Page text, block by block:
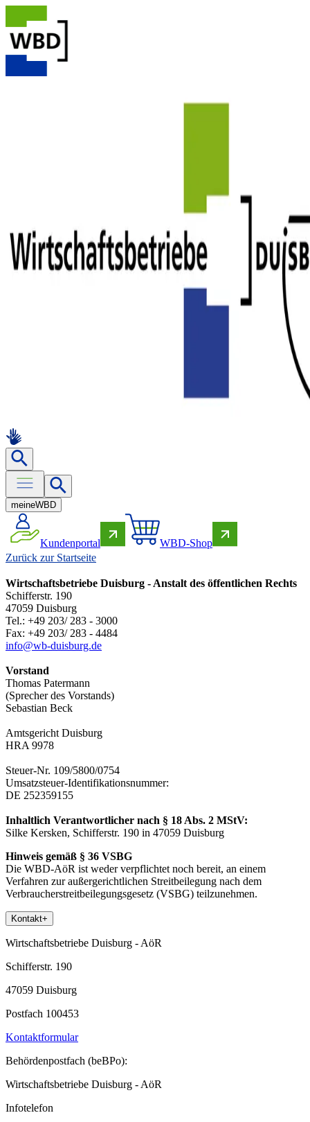
meineWBD
Kundenportal
WBD-Shop
Zurück zur Startseite
Wirtschaftsbetriebe Duisburg - Anstalt des öffentlichen Rechts
Schifferstr. 190
47059 Duisburg
Tel.: +49 203/ 283 - 3000
Fax: +49 203/ 283 - 4484
info@wb-duisburg.de
Vorstand
Thomas Patermann
(Sprecher des Vorstands)
Sebastian Beck
Amtsgericht Duisburg
HRA 9978
Steuer-Nr. 109/5800/0754
Umsatzsteuer-Identifikationsnummer:
DE 252359155
Inhaltlich Verantwortlicher nach § 18 Abs. 2 MStV:
Silke Kersken, Schifferstr. 190 in 47059 Duisburg
Hinweis gemäß § 36 VSBG
Die WBD-AöR ist weder verpflichtet noch bereit, an einem
Verfahren zur außergerichtlichen Streitbeilegung nach dem
Verbraucherstreitbeilegungsgesetz (VSBG) teilzunehmen.
Kontakt+
Wirtschaftsbetriebe Duisburg - AöR
Schifferstr. 190
47059 Duisburg
Postfach 100453
Kontaktformular
Behördenpostfach (beBPo):
Wirtschaftsbetriebe Duisburg - AöR
Infotelefon